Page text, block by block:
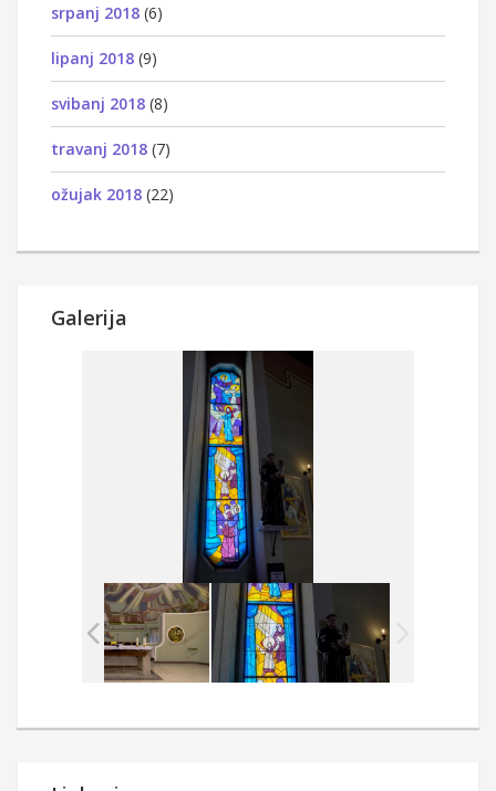
srpanj 2018 (6)
lipanj 2018 (9)
svibanj 2018 (8)
travanj 2018 (7)
ožujak 2018 (22)
Galerija